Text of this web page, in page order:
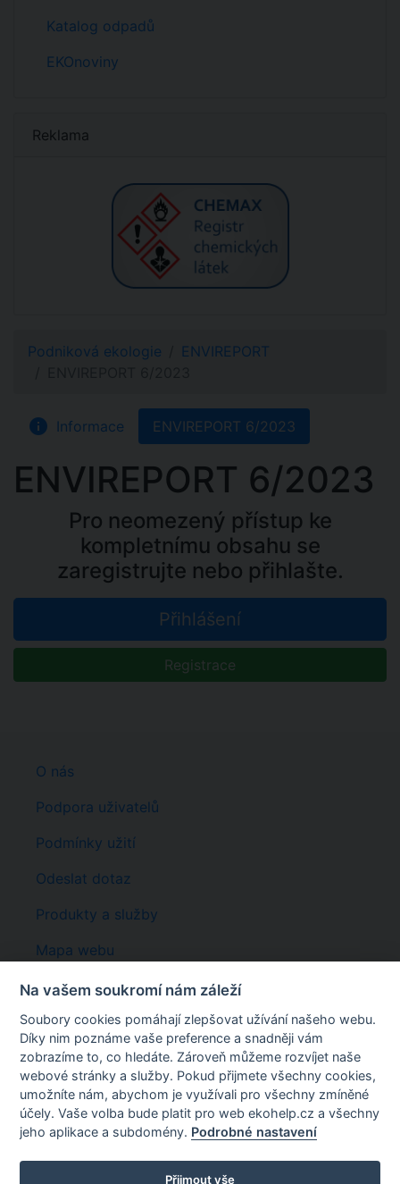
Katalog odpadů
EKOnoviny
Reklama
Podniková ekologie
ENVIREPORT
info Informace ENVIREPORT 6/2023
ENVIREPORT 6/2023
Pro neomezený přístup ke
kompletnímu obsahu se
zaregistrujte nebo přihlašte.
Přihlášení
Registrace
O nás
Podpora uživatelů
Podmínky užití
Odeslat dotaz
Produkty a služby
Mapa webu
Registrace
Rychlé odkazy
EKOhelp EKOAUDIT: AKADEMA:ODPADY: ILNO
KATALOG ODPADŮ
Wcontact s.r.o.
U Královské louky 8, Praha 5, 150 00
©2026 WCONTACT s.r.o., ©2024 ENVIGroup
Na vašem soukromí nám záleží
Soubory cookies pomáhají zlepšovat užívání našeho webu.
Díky nim poznáme vaše preference a snadněji vám
zobrazíme to, co hledáte. Zároveň můžeme rozvíjet naše
webové stránky a služby. Pokud přijmete všechny cookies,
umožníte nám, abychom je využívali pro všechny zmíněné
účely. Vaše volba bude platit pro web ekohelp.cz a všechny
jeho aplikace a subdomény. Podrobné nastavení
Přijmout vše